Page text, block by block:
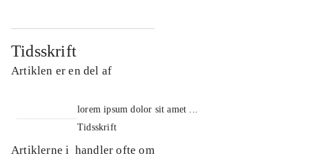
Tidsskrift
Artiklen er en del af
lorem ipsum dolor sit amet ...
Tidsskrift
Artiklerne i handler ofte om